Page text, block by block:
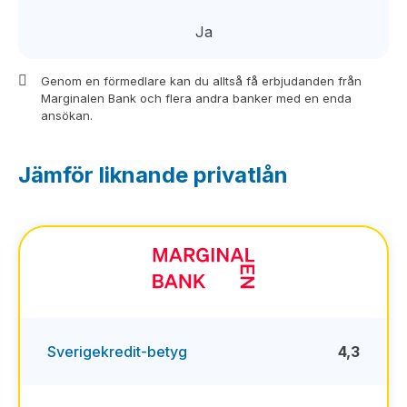
Ja
Genom en förmedlare kan du alltså få erbjudanden från
Marginalen Bank och flera andra banker med en enda
ansökan.
Jämför liknande privatlån
Sverigekredit-betyg 4,3